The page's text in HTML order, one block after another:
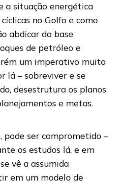
a situação energética
no Golfo e como
abdicar da base
de petróleo e
um imperativo muito
lá – sobreviver e se
desestrutura os planos
e metas.
pode ser comprometido –
os estudos lá, e em
vê a assumida
em um modelo de